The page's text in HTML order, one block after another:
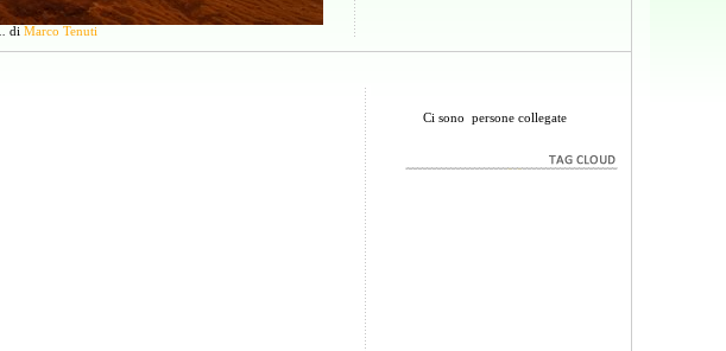
di Marco Tenuti
Ci sono persone collegate